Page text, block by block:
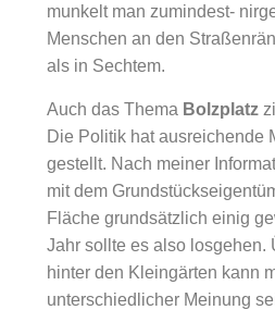
munkelt man zumindest-
Menschen an den
als in Sechtem.
Auch das Thema Bolzplatz
Die Politik hat ausreichende
gestellt. Nach meiner
mit dem
Fläche grundsätzlich einig
Jahr sollte es also losgehen.
hinter den Kleingärten kann
unterschiedlicher Meinung